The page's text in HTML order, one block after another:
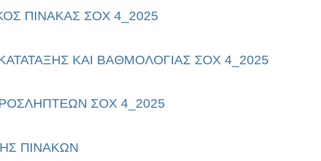
ΠΙΝΑΚΑΣ ΣΟΧ 4_2025
ΚΑΙ ΒΑΘΜΟΛΟΓΙΑΣ ΣΟΧ 4_2025
ΣΟΧ 4_2025
ΠΙΝΑΚΩΝ